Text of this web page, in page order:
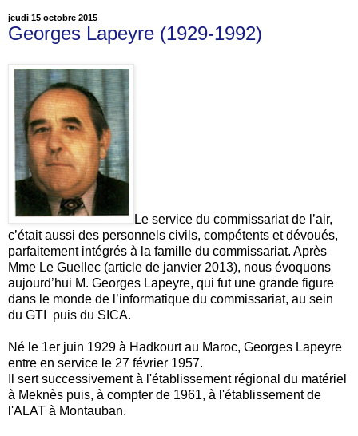
jeudi 15 octobre 2015
Georges Lapeyre (1929-1992)
Le service du commissariat de l’air,
c’était aussi des personnels civils, compétents et dévoués,
parfaitement intégrés à la famille du commissariat. Après
Mme Le Guellec (article de janvier 2013), nous évoquons
aujourd’hui M. Georges Lapeyre, qui fut une grande figure
dans le monde de l’informatique du commissariat, au sein
du GTI puis du SICA.
Né le 1er juin 1929 à Hadkourt au Maroc, Georges Lapeyre
entre en service le 27 février 1957.
Il sert successivement à l'établissement régional du matériel
à Meknès puis, à compter de 1961, à l'établissement de
l'ALAT à Montauban.